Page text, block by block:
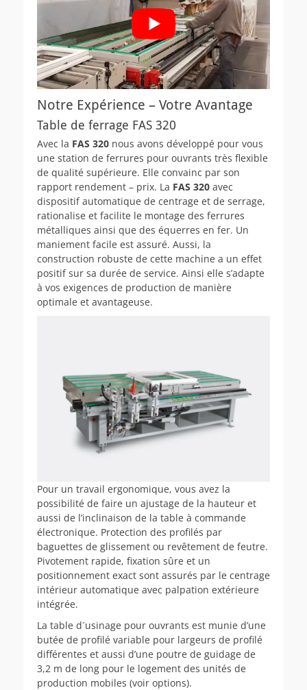
Notre Expérience – Votre Avantage
Table de ferrage FAS 320
Avec la FAS 320 nous avons développé pour vous
une station de ferrures pour ouvrants très flexible
de qualité supérieure. Elle convainc par son
rapport rendement – prix. La FAS 320 avec
dispositif automatique de centrage et de serrage,
rationalise et facilite le montage des ferrures
métalliques ainsi que des équerres en fer. Un
maniement facile est assuré. Aussi, la
construction robuste de cette machine a un effet
positif sur sa durée de service. Ainsi elle s’adapte
à vos exigences de production de manière
optimale et avantageuse.
Pour un travail ergonomique, vous avez la
possibilité de faire un ajustage de la hauteur et
aussi de l’inclinaison de la table à commande
électronique. Protection des profilés par
baguettes de glissement ou revêtement de feutre.
Pivotement rapide, fixation sûre et un
positionnement exact sont assurés par le centrage
intérieur automatique avec palpation extérieure
intégrée.
La table d´usinage pour ouvrants est munie d’une
butée de profilé variab­le pour largeurs de profilé
différentes et aussi d’une poutre de guidage de
3,2 m de long pour le logement des unités de
production mobiles (voir options).